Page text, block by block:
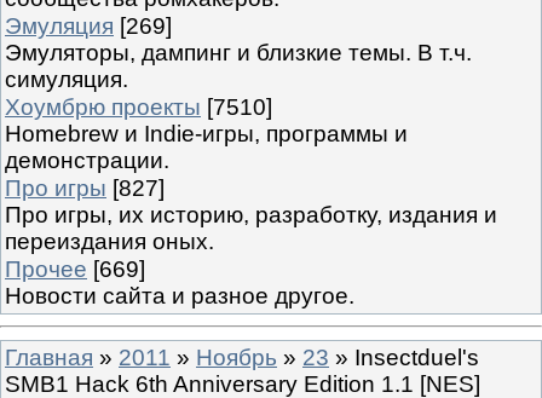
Эмуляция [269]
Эмуляторы, дампинг и близкие темы. В т.ч.
симуляция.
Хоумбрю проекты [7510]
Homebrew и Indie-игры, программы и
демонстрации.
Про игры [827]
Про игры, их историю, разработку, издания и
переиздания оных.
Прочее [669]
Новости сайта и разное другое.
Главная » 2011 » Ноябрь » 23 » Insectduel's
SMB1 Hack 6th Anniversary Edition 1.1 [NES]